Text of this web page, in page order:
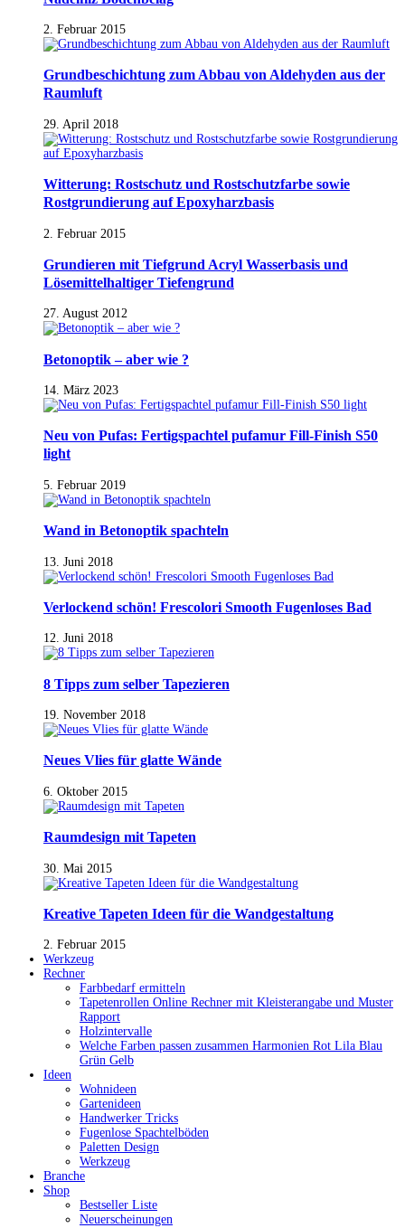
2. Februar 2015
Grundbeschichtung zum Abbau von Aldehyden aus der
Raumluft
29. April 2018
Witterung: Rostschutz und Rostschutzfarbe sowie
Rostgrundierung auf Epoxyharzbasis
2. Februar 2015
Grundieren mit Tiefgrund Acryl Wasserbasis und
Lösemittelhaltiger Tiefengrund
27. August 2012
Betonoptik – aber wie ?
14. März 2023
Neu von Pufas: Fertigspachtel pufamur Fill-Finish S50
light
5. Februar 2019
Wand in Betonoptik spachteln
13. Juni 2018
Verlockend schön! Frescolori Smooth Fugenloses Bad
12. Juni 2018
8 Tipps zum selber Tapezieren
19. November 2018
Neues Vlies für glatte Wände
6. Oktober 2015
Raumdesign mit Tapeten
30. Mai 2015
Kreative Tapeten Ideen für die Wandgestaltung
2. Februar 2015
Werkzeug
Rechner
Farbbedarf ermitteln
Tapetenrollen Online Rechner mit Kleisterangabe und Muster
Rapport
Holzintervalle
Welche Farben passen zusammen Harmonien Rot Lila Blau
Grün Gelb
Ideen
Wohnideen
Gartenideen
Handwerker Tricks
Fugenlose Spachtelböden
Paletten Design
Werkzeug
Branche
Shop
Bestseller Liste
Neuerscheinungen